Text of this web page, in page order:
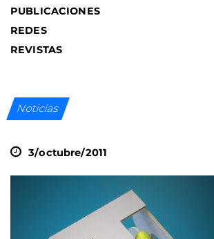
PUBLICACIONES
REDES
REVISTAS
Noticias
3/octubre/2011